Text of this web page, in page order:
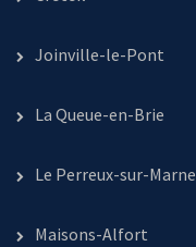
Joinville-le-Pont
La Queue-en-Brie
Le Perreux-sur-Marne
Maisons-Alfort